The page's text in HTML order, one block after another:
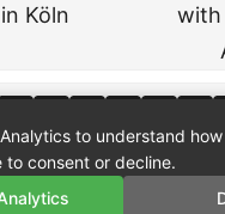
Köln
with
to understand
to consent or decline.